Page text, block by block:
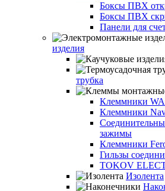
Боксы ПВХ
Боксы ПВХ
Панели для
изделия
трубка
Клеммники
Клеммники
зажимы
Клеммники
Гильзы
TOKOV
Изолента